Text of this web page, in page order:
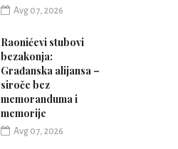
Avg 07, 2026
Raonićevi stubovi
bezakonja:
Građanska alijansa –
siroče bez
memoranduma i
memorije
Avg 07, 2026